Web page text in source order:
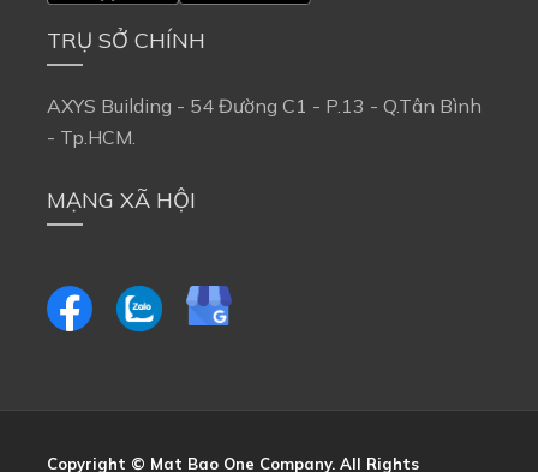
TRỤ SỞ CHÍNH
AXYS Building - 54 Đường C1 - P.13 - Q.Tân Bình
- Tp.HCM.
MẠNG XÃ HỘI
Copyright © Mat Bao One Company. All Rights